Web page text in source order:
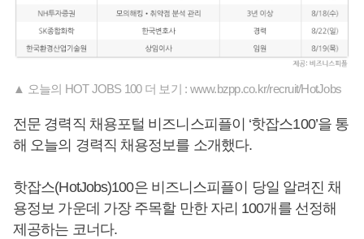
▲ 오늘의 HOT JOBS 100 더 보기 : www.bzpp.co.kr/recruit/HotJobs
전문 경력직 채용포털 비즈니스피플이 ‘핫잡스100’을 통
해 오늘의 경력직 채용정보를 소개했다.
핫잡스(HotJobs)100은 비즈니스피플이 당일 알려진 채
용정보 가운데 가장 주목할 만한 자리 100개를 선정해
제공하는 코너다.